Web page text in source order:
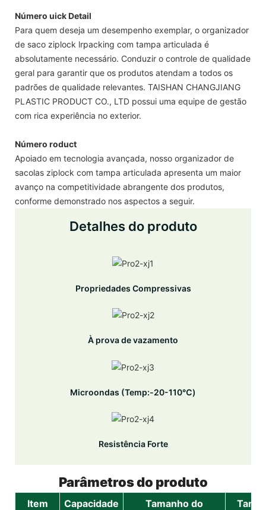
Número uick Detail
Para quem deseja um desempenho exemplar, o organizador
de saco ziplock lrpacking com tampa articulada é
absolutamente necessário. Conduzir o controle de qualidade
geral para garantir que os produtos atendam a todos os
padrões de qualidade relevantes. TAISHAN CHANGJIANG
PLASTIC PRODUCT CO., LTD possui uma equipe de gestão
com rica experiência no exterior.
Número roduct
Apoiado em tecnologia avançada, nosso organizador de
sacolas ziplock com tampa articulada apresenta um maior
avanço na competitividade abrangente dos produtos,
conforme demonstrado nos aspectos a seguir.
Detalhes do produto
Propriedades Compressivas
À prova de vazamento
Microondas (Temp:-20-110℃)
Resistência Forte
Parâmetros do produto
Item Capacidade
Tamanho do